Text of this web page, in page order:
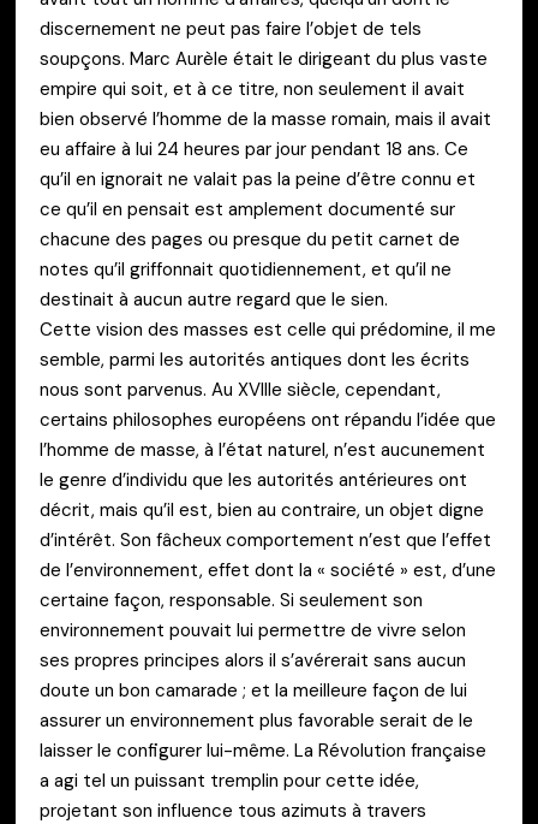
discernement ne peut pas faire l’objet de tels
soupçons. Marc Aurèle était le dirigeant du plus vaste
empire qui soit, et à ce titre, non seulement il avait
bien observé l’homme de la masse romain, mais il avait
eu affaire à lui 24 heures par jour pendant 18 ans. Ce
qu’il en ignorait ne valait pas la peine d’être connu et
ce qu’il en pensait est amplement documenté sur
chacune des pages ou presque du petit carnet de
notes qu’il griffonnait quotidiennement, et qu’il ne
destinait à aucun autre regard que le sien.
Cette vision des masses est celle qui prédomine, il me
semble, parmi les autorités antiques dont les écrits
nous sont parvenus. Au XVIIIe siècle, cependant,
certains philosophes européens ont répandu l’idée que
l’homme de masse, à l’état naturel, n’est aucunement
le genre d’individu que les autorités antérieures ont
décrit, mais qu’il est, bien au contraire, un objet digne
d’intérêt. Son fâcheux comportement n’est que l’effet
de l’environnement, effet dont la « société » est, d’une
certaine façon, responsable. Si seulement son
environnement pouvait lui permettre de vivre selon
ses propres principes alors il s’avérerait sans aucun
doute un bon camarade ; et la meilleure façon de lui
assurer un environnement plus favorable serait de le
laisser le configurer lui-même. La Révolution française
a agi tel un puissant tremplin pour cette idée,
projetant son influence tous azimuts à travers